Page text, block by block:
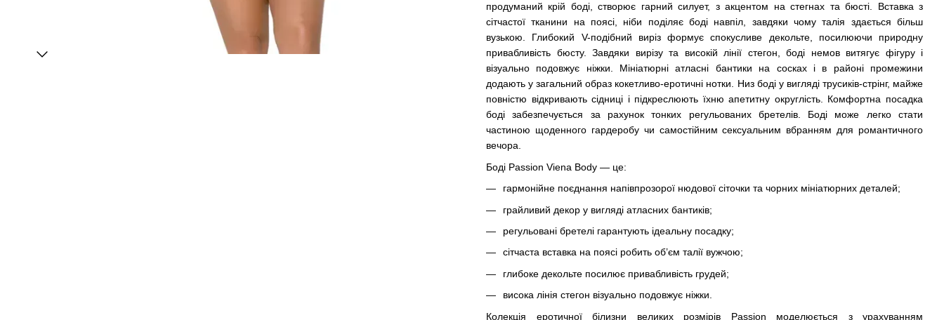
продуманий крій боді, створює гарний силует, з акцентом на стегнах та бюсті. Вставка з
сітчастої тканини на поясі, ніби поділяє боді навпіл, завдяки чому талія здається більш
вузькою. Глибокий V-подібний виріз формує спокусливе декольте, посилюючи природну
привабливість бюсту. Завдяки вирізу та високій лінії стегон, боді немов витягує фігуру і
візуально подовжує ніжки. Мініатюрні атласні бантики на сосках і в районі промежини
додають у загальний образ кокетливо-еротичні нотки. Низ боді у вигляді трусиків-стрінг, майже
повністю відкривають сідниці і підкреслюють їхню апетитну округлість. Комфортна посадка
боді забезпечується за рахунок тонких регульованих бретелів. Боді може легко стати
частиною щоденного гардеробу чи самостійним сексуальним вбранням для романтичного
вечора.
Боді Passion Viena Body — це:
гармонійне поєднання напівпрозорої нюдової сіточки та чорних мініатюрних деталей;
грайливий декор у вигляді атласних бантиків;
регульовані бретелі гарантують ідеальну посадку;
сітчаста вставка на поясі робить об’єм талії вужчою;
глибоке декольте посилює привабливість грудей;
висока лінія стегон візуально подовжує ніжки.
Колекція еротичної білизни великих розмірів Passion моделюється з урахуванням